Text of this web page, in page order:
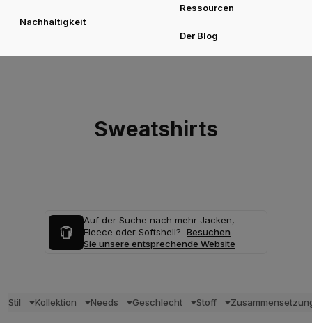
Nachhaltigkeit
Ressourcen
Der Blog
Sweatshirts
Auf der Suche nach mehr Jacken,
Fleece oder Softshell? Besuchen
Sie unsere entsprechende Website
Stil Kollektion Needs Geschlecht Stoff